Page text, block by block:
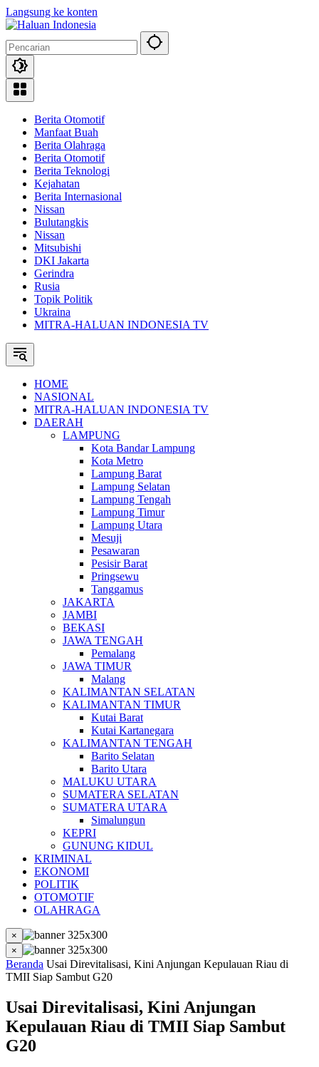
Langsung ke konten
Berita Otomotif
Manfaat Buah
Berita Olahraga
Berita Otomotif
Berita Teknologi
Kejahatan
Berita Internasional
Nissan
Bulutangkis
Nissan
Mitsubishi
DKI Jakarta
Gerindra
Rusia
Topik Politik
Ukraina
MITRA-HALUAN INDONESIA TV
HOME
NASIONAL
MITRA-HALUAN INDONESIA TV
DAERAH
LAMPUNG
Kota Bandar Lampung
Kota Metro
Lampung Barat
Lampung Selatan
Lampung Tengah
Lampung Timur
Lampung Utara
Mesuji
Pesawaran
Pesisir Barat
Pringsewu
Tanggamus
JAKARTA
JAMBI
BEKASI
JAWA TENGAH
Pemalang
JAWA TIMUR
Malang
KALIMANTAN SELATAN
KALIMANTAN TIMUR
Kutai Barat
Kutai Kartanegara
KALIMANTAN TENGAH
Barito Selatan
Barito Utara
MALUKU UTARA
SUMATERA SELATAN
SUMATERA UTARA
Simalungun
KEPRI
GUNUNG KIDUL
KRIMINAL
EKONOMI
POLITIK
OTOMOTIF
OLAHRAGA
×
×
Beranda Usai Direvitalisasi, Kini Anjungan Kepulauan Riau di
TMII Siap Sambut G20
Usai Direvitalisasi, Kini Anjungan
Kepulauan Riau di TMII Siap Sambut
G20